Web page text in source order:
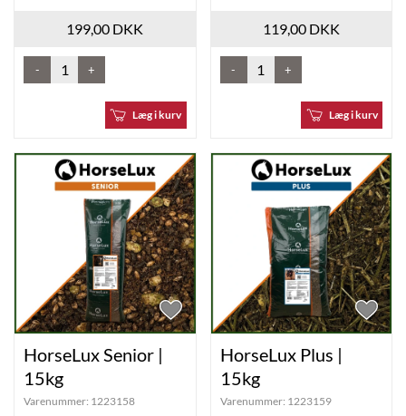
199,00 DKK
- +
Læg i kurv
119,00 DKK
- +
Læg i kurv
HorseLux Senior |
15kg
Varenummer: 1223158
HorseLux Plus |
15kg
Varenummer: 1223159